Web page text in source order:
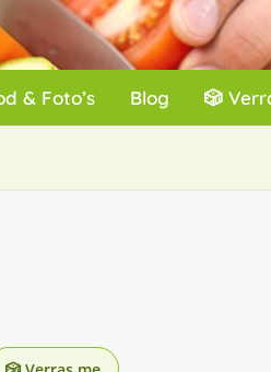
& Foto’s Blog 🎲